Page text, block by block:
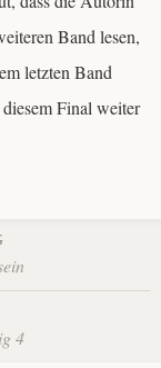
Band lesen,
letzten Band
Final weiter
4